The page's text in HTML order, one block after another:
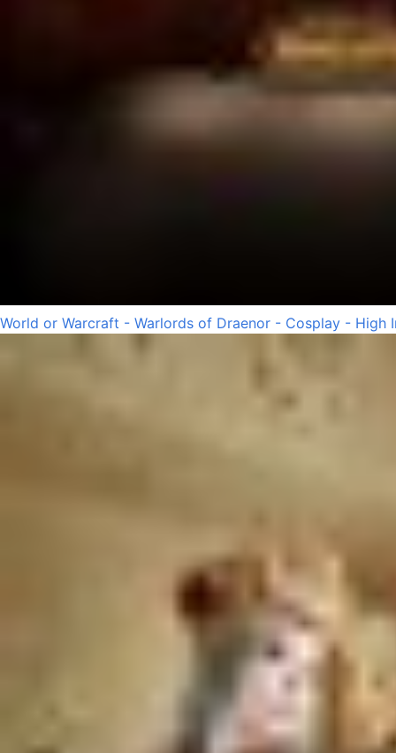
World or Warcraft - Warlords of Draenor - Cosplay - High